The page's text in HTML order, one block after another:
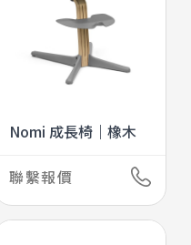
Nomi 成長椅｜橡木
聯繫報價